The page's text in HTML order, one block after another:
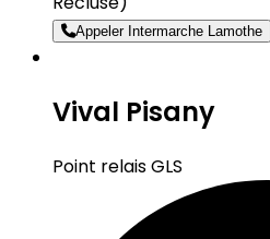
Appeler Intermarche Lamothe
Vival Pisany
Point relais GLS